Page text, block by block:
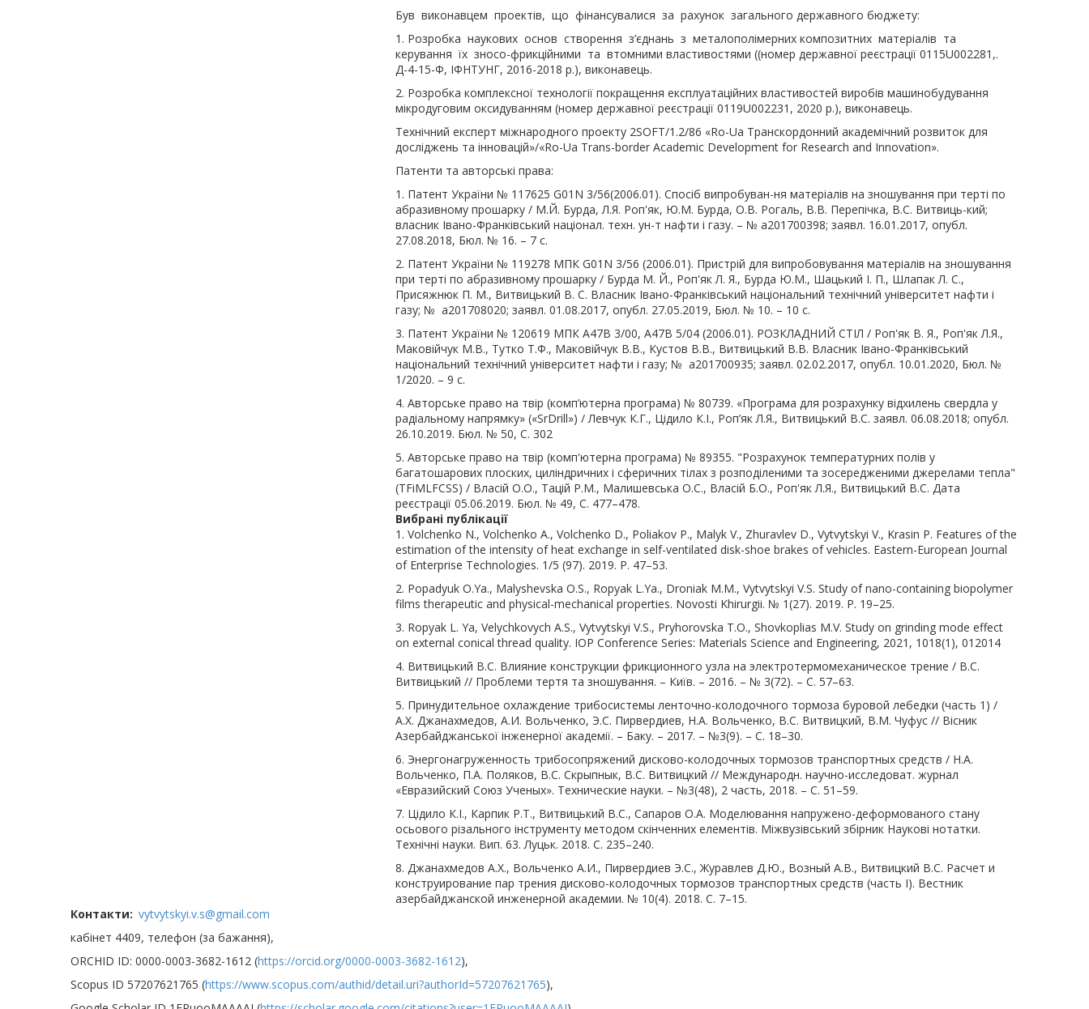
Був виконавцем проектів, що фінансувалися за рахунок загального державного бюджету:
1. Розробка наукових основ створення з’єднань з металополімерних композитних матеріалів та
керування їх зносо-фрикційними та втомними властивостями ((номер державної реєстрації 0115U002281,.
Д-4-15-Ф, ІФНТУНГ, 2016-2018 р.), виконавець.
2. Розробка комплексної технології покращення експлуатаційних властивостей виробів машинобудування
мікродуговим оксидуванням (номер державної реєстрації 0119U002231, 2020 р.), виконавець.
Технічний експерт міжнародного проекту 2SOFT/1.2/86 «Ro-Ua Транскордонний академічний розвиток для
досліджень та інновацій»/«Ro-Ua Trans-border Academic Development for Research and Innovation».
Патенти та авторські права:
1. Патент України № 117625 G01N 3/56(2006.01). Спосіб випробуван-ня матеріалів на зношування при терті по
абразивному прошарку / М.Й. Бурда, Л.Я. Роп'як, Ю.М. Бурда, О.В. Рогаль, В.В. Перепічка, В.С. Витвиць-кий;
власник Івано-Франківський націонал. техн. ун-т нафти і газу. – № а201700398; заявл. 16.01.2017, опубл.
27.08.2018, Бюл. № 16. – 7 с.
2. Патент України № 119278 МПК G01N 3/56 (2006.01). Пристрій для випробовування матеріалів на зношування
при терті по абразивному прошарку / Бурда М. Й., Роп'як Л. Я., Бурда Ю.М., Шацький І. П., Шлапак Л. С.,
Присяжнюк П. М., Витвицький В. С. Власник Івано-Франківський національний технічний університет нафти і
газу; № a201708020; заявл. 01.08.2017, опубл. 27.05.2019, Бюл. № 10. – 10 с.
3. Патент України № 120619 МПК A47B 3/00, A47B 5/04 (2006.01). РОЗКЛАДНИЙ СТІЛ / Роп'як В. Я., Роп'як Л.Я.,
Маковійчук М.В., Тутко Т.Ф., Маковійчук В.В., Кустов В.В., Витвицький В.В. Власник Івано-Франківський
національний технічний університет нафти і газу; № a201700935; заявл. 02.02.2017, опубл. 10.01.2020, Бюл. №
1/2020. – 9 с.
4. Авторське право на твір (комп’ютерна програма) № 80739. «Програма для розрахунку відхилень свердла у
радіальному напрямку» («SrDrill») / Левчук К.Г., Цідило К.І., Роп’як Л.Я., Витвицький В.С. заявл. 06.08.2018; опубл.
26.10.2019. Бюл. № 50, C. 302
5. Авторське право на твір (комп'ютерна програма) № 89355. "Розрахунок температурних полів у
багатошарових плоских, циліндричних і сферичних тілах з розподіленими та зосередженими джерелами тепла"
(TFiMLFCSS) / Власій О.О., Тацій Р.М., Малишевська О.С., Власій Б.О., Роп'як Л.Я., Витвицький В.С. Дата
реєстрації 05.06.2019. Бюл. № 49, C. 477–478.
Вибрані публікації
1. Volchenko N., Volchenko A., Volchenko D., Poliakov P., Malyk V., Zhuravlеv D., Vytvytskyi V., Krasin P. Features of the
estimation of the intensity of heat exchange in self-ventilated disk-shoe brakes of vehicles. Eastern-European Journal
of Enterprise Technologies. 1/5 (97). 2019. Р. 47–53.
2. Popadyuk O.Ya., Malyshevska O.S., Ropyak L.Ya., Droniak M.М., Vytvytskyi V.S. Study of nano-containing biopolymer
films therapeutic and physical-mechanical properties. Novosti Khirurgii. № 1(27). 2019. P. 19–25.
3. Ropyak L. Ya, Velychkovych A.S., Vytvytskyi V.S., Pryhorovska T.O., Shovkoplias M.V. Study on grinding mode effect
on external conical thread quality. IOP Conference Series: Materials Science and Engineering, 2021, 1018(1), 012014
4. Витвицький В.С. Влияние конструкции фрикционного узла на электротермомеханическое трение / В.С.
Витвицький // Проблеми тертя та зношування. – Київ. – 2016. – № 3(72). – С. 57–63.
5. Принудительное охлаждение трибосистемы ленточно-колодочного тормоза буровой лебедки (часть 1) /
А.Х. Джанахмедов, А.И. Вольченко, Э.С. Пирвердиев, Н.А. Вольченко, В.С. Витвицкий, В.М. Чуфус // Вісник
Азербайджанської інженерної академії. – Баку. – 2017. – №3(9). – С. 18–30.
6. Энергонагруженность трибосопряжений дисково-колодочных тормозов транспортных средств / Н.А.
Вольченко, П.А. Поляков, В.С. Скрыпнык, В.С. Витвицкий // Международн. научно-исследоват. журнал
«Евразийский Союз Ученых». Технические науки. – №3(48), 2 часть, 2018. – С. 51–59.
7. Цідило К.І., Карпик Р.Т., Витвицький В.С., Сапаров О.А. Моделювання напружено-деформованого стану
осьового різального інструменту методом скінченних елементів. Міжвузівський збірник Наукові нотатки.
Технічні науки. Вип. 63. Луцьк. 2018. С. 235–240.
8. Джанахмедов А.Х., Вольченко А.И., Пирвердиев Э.С., Журавлев Д.Ю., Возный А.В., Витвицкий В.С. Расчет и
конструирование пар трения дисково-колодочных тормозов транспортных средств (часть I). Вестник
азербайджанской инженерной академии. № 10(4). 2018. С. 7–15.
Контакти
vytvytskyi.v.s@gmail.com
кабінет 4409, телефон (за бажання),
ORCHID ID: 0000-0003-3682-1612 (https://orcid.org/0000-0003-3682-1612),
Scopus ID 57207621765 (https://www.scopus.com/authid/detail.uri?authorId=57207621765),